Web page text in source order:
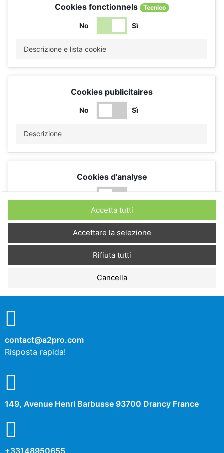
Cookies fonctionnels Tecnico
No Sì
Descrizione e lista cookie
Cookies publicitaires
No Sì
Descrizione
Cookies d'analyse
No Sì
Descrizione
Cookies de performance
Cancella
Rifiuta tutti
Accettare la selezione
Accetta tutti
contact@a2pro.com
Risposta rapida!
149, Avenue Henri Barbusse 93700 Drancy France